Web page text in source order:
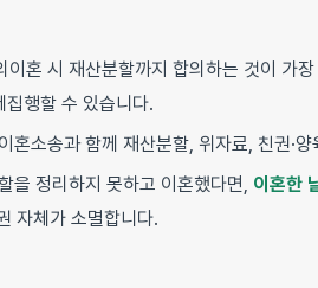
혼 시 재산분할까지 합의하는 것이 가
행할 수 있습니다.
혼소송과 함께 재산분할, 위자료, 친권·
을 정리하지 못하고 이혼했다면, 이혼한
자체가 소멸합니다.